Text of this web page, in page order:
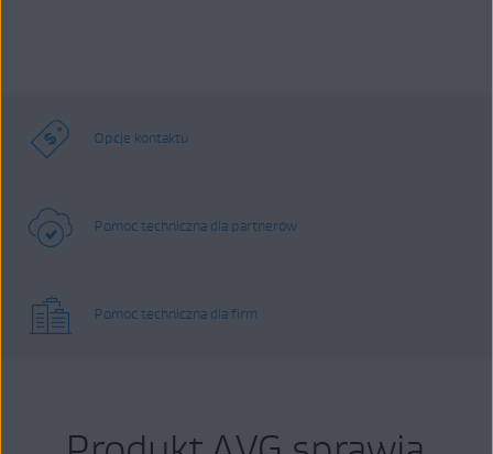
Opcje kontaktu
Pomoc techniczna dla partnerów
Pomoc techniczna dla firm